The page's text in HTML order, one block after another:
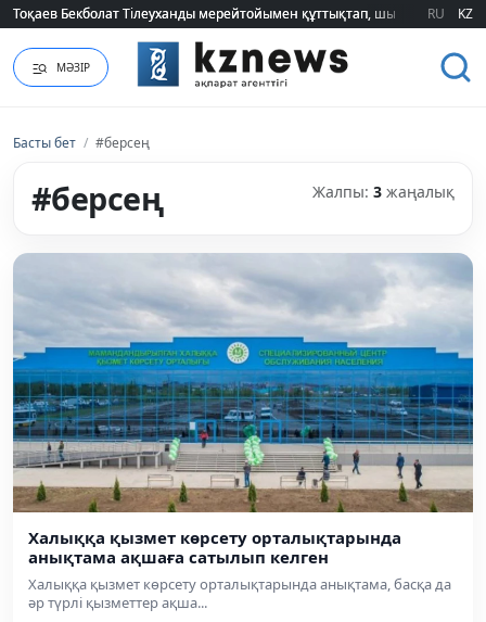
Тоқаев Бекболат Тілеуханды мерейтойымен құттықтап, шығармашылық
Тоқаев Бекболат Тілеуханды мерейтойымен құттықтап, шығармашылық
RU KZ
МӘЗІР
Басты бет / #берсең
#берсең Жалпы: 3 жаңалық
Халыққа қызмет көрсету орталықтарында
анықтама ақшаға сатылып келген
Халыққа қызмет көрсету орталықтарында анықтама, басқа да
әр түрлі қызметтер ақша...